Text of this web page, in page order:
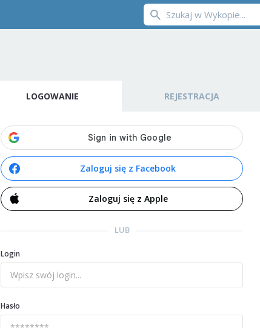
LOGOWANIE REJESTRACJA
Zaloguj się z Facebook
Zaloguj się z Apple
LUB
Login
Hasło